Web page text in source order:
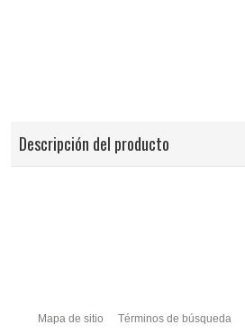
Descripción del producto
Mapa de sitio Términos de búsqueda